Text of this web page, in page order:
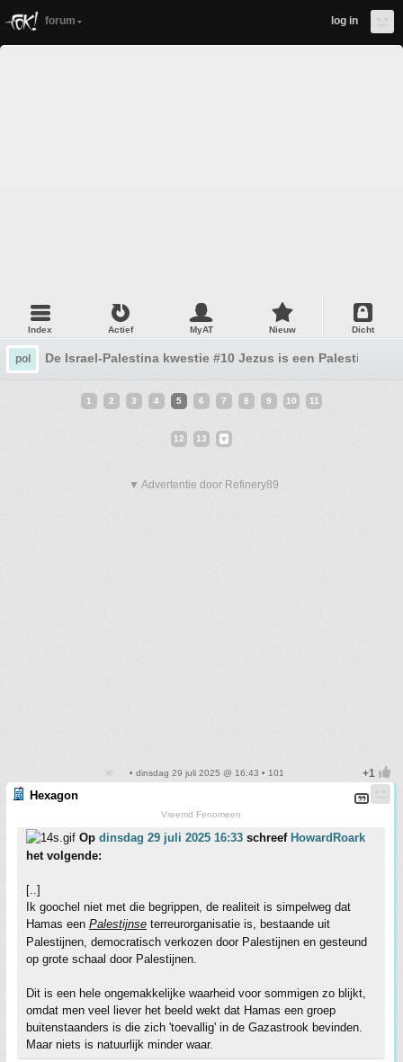
forum log in
Index Actief MyAT Nieuw Dicht
pol De Israel-Palestina kwestie #10 Jezus is een Palestijn
1 2 3 4 5 6 7 8 9 10 11
12 13
▼ Advertentie door Refinery89
• dinsdag 29 juli 2025 @ 16:43 • 101
Hexagon
Vreemd Fenomeen
Op dinsdag 29 juli 2025 16:33 schreef HowardRoark
het volgende:
[..]
Ik goochel niet met die begrippen, de realiteit is simpelweg dat
Hamas een Palestijnse terreurorganisatie is, bestaande uit
Palestijnen, democratisch verkozen door Palestijnen en gesteund
op grote schaal door Palestijnen.
Dit is een hele ongemakkelijke waarheid voor sommigen zo blijkt,
omdat men veel liever het beeld wekt dat Hamas een groep
buitenstaanders is die zich 'toevallig' in de Gazastrook bevinden.
Maar niets is natuurlijk minder waar.